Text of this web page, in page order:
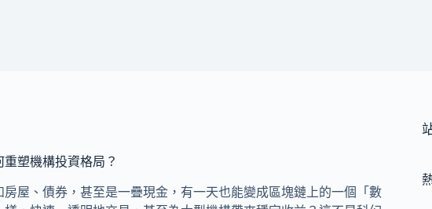
塑機構投資格局？
屋、債券，甚至是一疊現金，有一天也能變成區塊鏈上的一個「數